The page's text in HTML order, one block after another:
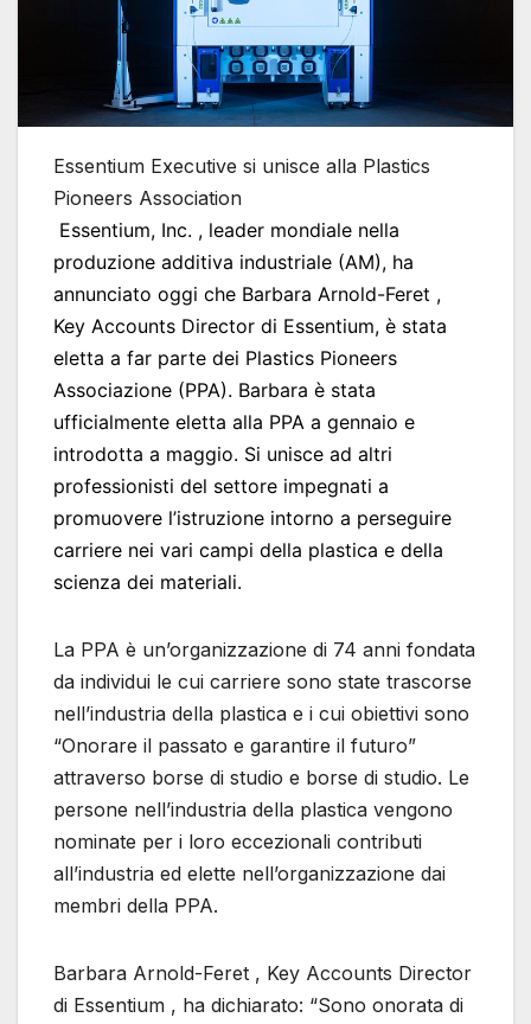
Essentium Executive si unisce alla Plastics
Pioneers Association
Essentium, Inc. , leader mondiale nella
produzione additiva industriale (AM), ha
annunciato oggi che Barbara Arnold-Feret ,
Key Accounts Director di Essentium, è stata
eletta a far parte dei Plastics Pioneers
Associazione (PPA). Barbara è stata
ufficialmente eletta alla PPA a gennaio e
introdotta a maggio. Si unisce ad altri
professionisti del settore impegnati a
promuovere l’istruzione intorno a perseguire
carriere nei vari campi della plastica e della
scienza dei materiali.
La PPA è un’organizzazione di 74 anni fondata
da individui le cui carriere sono state trascorse
nell’industria della plastica e i cui obiettivi sono
“Onorare il passato e garantire il futuro”
attraverso borse di studio e borse di studio. Le
persone nell’industria della plastica vengono
nominate per i loro eccezionali contributi
all’industria ed elette nell’organizzazione dai
membri della PPA.
Barbara Arnold-Feret , Key Accounts Director
di Essentium , ha dichiarato: “Sono onorata di